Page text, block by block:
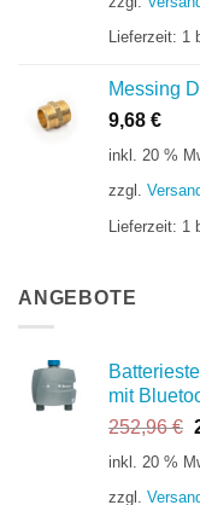
Lieferzeit: 1
Messing
9,68 €
inkl. 20 %
zzgl.
Lieferzeit: 1
ANGEBOTE
mit
252,96€
inkl. 20 %
zzgl.